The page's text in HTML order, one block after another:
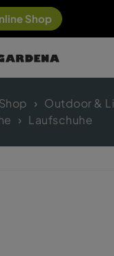
Shop
Outdoor &
Laufschuhe